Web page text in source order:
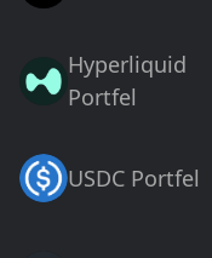
Hyperliquid
Portfel
USDC Portfel